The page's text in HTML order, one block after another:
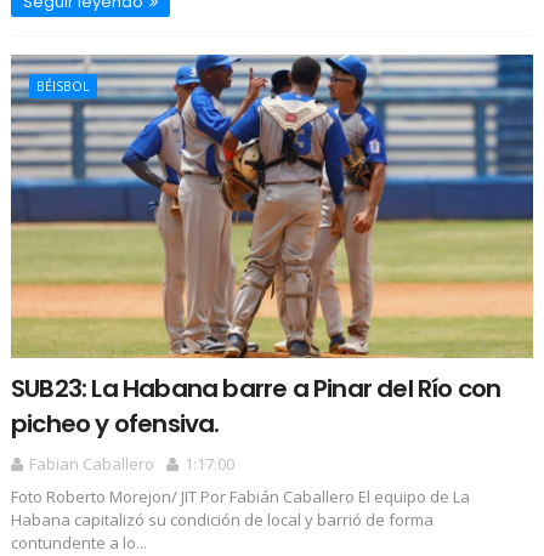
BÉISBOL
SUB23: La Habana barre a Pinar del Río con
picheo y ofensiva.
Fabian Caballero
1:17:00
Foto Roberto Morejon/ JIT Por Fabián Caballero El equipo de La
Habana capitalizó su condición de local y barrió de forma
contundente a lo...